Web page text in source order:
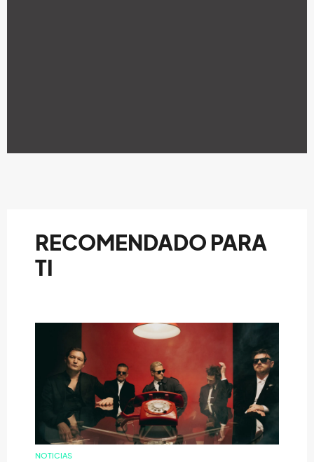
RECOMENDADO PARA
TI
NOTICIAS